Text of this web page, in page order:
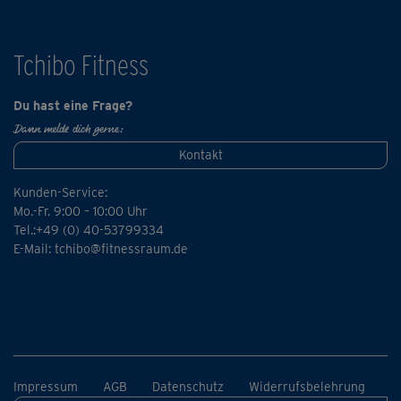
Tchibo Fitness
Du hast eine Frage?
Dann melde dich gerne:
Kontakt
Kunden-Service:
Mo.-Fr. 9:00 – 10:00 Uhr
Tel.:+49 (0) 40-53799334
E-Mail: tchibo@fitnessraum.de
Impressum AGB Datenschutz Widerrufsbelehrung